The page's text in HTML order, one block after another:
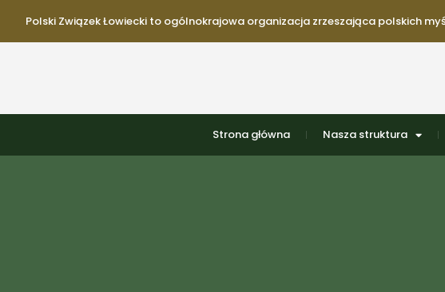
Polski Związek Łowiecki to ogólnokrajowa organizacja zrzeszająca polskich
Strona główna Nasza struktura